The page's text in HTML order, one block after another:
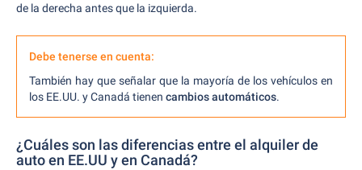
de la derecha antes que la izquierda.
Debe tenerse en cuenta:
También hay que señalar que la mayoría de los vehículos en
los EE.UU. y Canadá tienen cambios automáticos.
¿Cuáles son las diferencias entre el alquiler de
auto en EE.UU y en Canadá?